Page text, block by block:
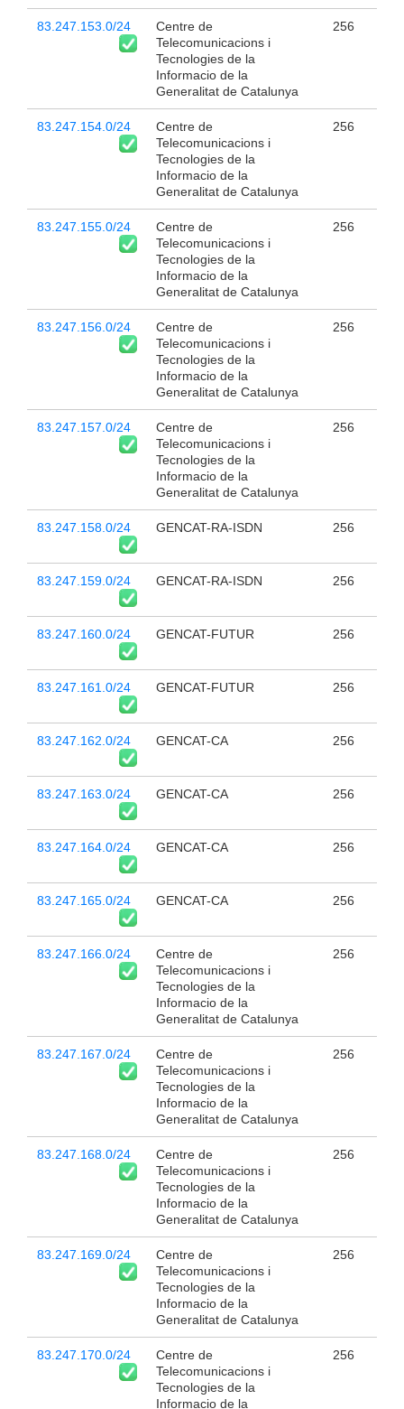
83.247.153.0/24
Centre de
Telecomunicacions i
Tecnologies de la
Informacio de la
Generalitat de Catalunya
256
83.247.154.0/24
Centre de
Telecomunicacions i
Tecnologies de la
Informacio de la
Generalitat de Catalunya
256
83.247.155.0/24
Centre de
Telecomunicacions i
Tecnologies de la
Informacio de la
Generalitat de Catalunya
256
83.247.156.0/24
Centre de
Telecomunicacions i
Tecnologies de la
Informacio de la
Generalitat de Catalunya
256
83.247.157.0/24
Centre de
Telecomunicacions i
Tecnologies de la
Informacio de la
Generalitat de Catalunya
256
83.247.158.0/24 GENCAT-RA-ISDN 256
83.247.159.0/24 GENCAT-RA-ISDN 256
83.247.160.0/24 GENCAT-FUTUR 256
83.247.161.0/24 GENCAT-FUTUR 256
83.247.162.0/24 GENCAT-CA 256
83.247.163.0/24 GENCAT-CA 256
83.247.164.0/24 GENCAT-CA 256
83.247.165.0/24 GENCAT-CA 256
83.247.166.0/24
Centre de
Telecomunicacions i
Tecnologies de la
Informacio de la
Generalitat de Catalunya
256
83.247.167.0/24
Centre de
Telecomunicacions i
Tecnologies de la
Informacio de la
Generalitat de Catalunya
256
83.247.168.0/24
Centre de
Telecomunicacions i
Tecnologies de la
Informacio de la
Generalitat de Catalunya
256
83.247.169.0/24
Centre de
Telecomunicacions i
Tecnologies de la
Informacio de la
Generalitat de Catalunya
256
83.247.170.0/24
Centre de
Telecomunicacions i
Tecnologies de la
Informacio de la
256